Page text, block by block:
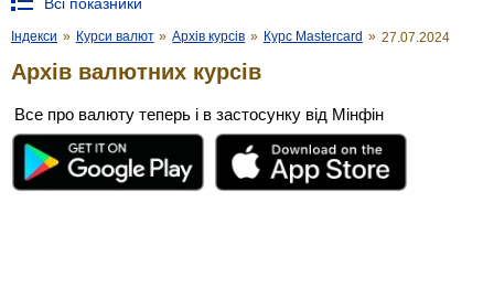
Індекси » Курси валют » Архів курсів » Курс Mastercard » 27.07.2024
Архів валютних курсів
Все про валюту теперь і в застосунку від Мінфін